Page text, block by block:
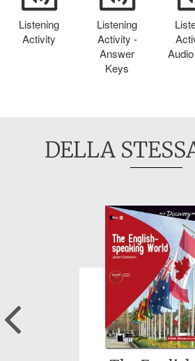
Listening
Activity
Listening
Activity -
Answer
Keys
DELLA